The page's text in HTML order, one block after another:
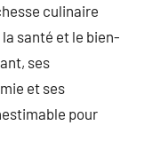
culinaire
santé et le bien-
ses
et ses
pour